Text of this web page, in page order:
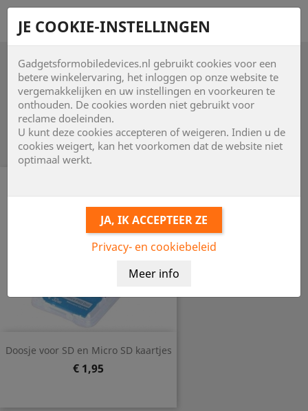

Item 1-7 van 7 in totaal item(s)
Doosje voor SD en Micro SD kaartjes
Prijs
€ 1,95
JE COOKIE-INSTELLINGEN
Gadgetsformobiledevices.nl gebruikt cookies voor een
betere winkelervaring, het inloggen op onze website te
vergemakkelijken en uw instellingen en voorkeuren te
onthouden. De cookies worden niet gebruikt voor
reclame doeleinden.
U kunt deze cookies accepteren of weigeren. Indien u de
cookies weigert, kan het voorkomen dat de website niet
optimaal werkt.
Privacy- en cookiebeleid